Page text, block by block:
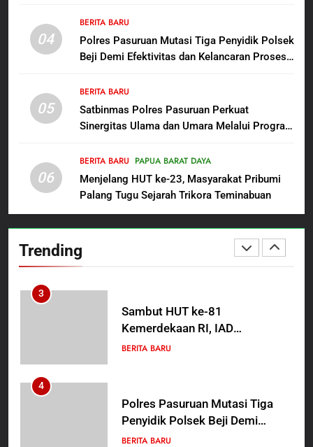
Guru Non-ASN sebagai Pahlawan Bangsa
04
BERITA BARU
Polres Pasuruan Mutasi Tiga Penyidik Polsek
Beji Demi Efektivitas dan Kelancaran Proses
05
BERITA BARU
Satbinmas Polres Pasuruan Perkuat
Sinergitas Ulama dan Umara Melalui Program
06
BERITA BARU PAPUA BARAT DAYA
Menjelang HUT ke-23, Masyarakat Pribumi
Trending
Dansatgas TMMD dan Ketua
Persit Hadirkan Kebahagiaan
Anak Kampung Sesor
1
Oknum Polisi Kebon Jeruk Jadi
Hak Keluarga Ambar Witjaksono
Sutarman
BERITA BARU HUKUM DAN KRIMINAL
Wasbang dan Hukum,
Tanamkan Kesadaran
PAPUA BARAT DAYA
3
Sambut HUT ke-81
Kemerdekaan RI, IAD
Probolinggo Persembahkan
Guru Non-ASN sebagai
Pahlawan Bangsa
BERITA BARU
4
Polres Pasuruan Mutasi Tiga
Penyidik Polsek Beji Demi
Efektivitas dan Kelancaran
BERITA BARU